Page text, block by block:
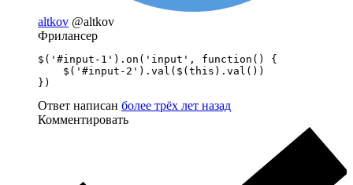
altkov @altkov
Фрилансер
$('#input-1').on('input', function() {
    $('#input-2').val($(this).val())
})
Ответ написан более трёх лет назад
Комментировать